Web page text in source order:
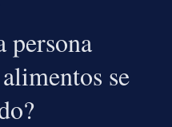
persona
se